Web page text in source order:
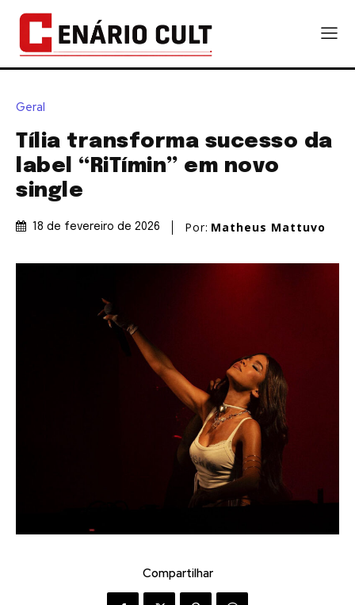
Geral
Tília transforma sucesso da
label “RiTímin” em novo
single
18 de fevereiro de 2026 Por: Matheus Mattuvo
Compartilhar